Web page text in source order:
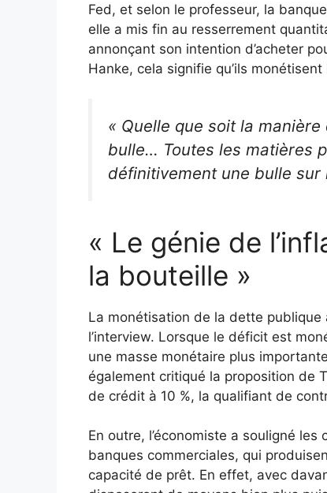
Fed, et selon le professeur, la
elle a mis fin au resserrement
annonçant son intention d’acheter
Hanke, cela signifie qu’ils
« Quelle que soit la
bulle… Toutes les matières
définitivement une bulle sur
« Le génie de
la bouteille »
La monétisation de la dette
l’interview. Lorsque le déficit est
une masse monétaire plus
également critiqué la proposition de
de crédit à 10 %, la qualifiant de
En outre, l’économiste a souligné
banques commerciales, qui
capacité de prêt. En effet, avec